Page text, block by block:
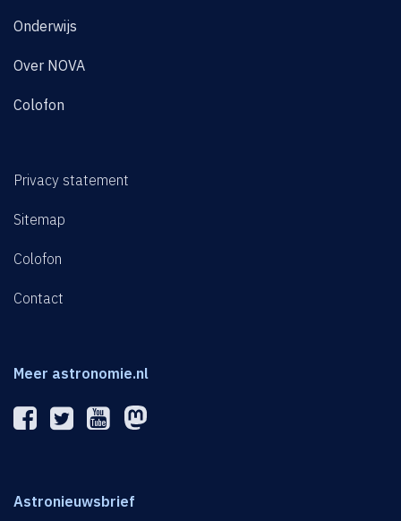
Onderwijs
Over NOVA
Colofon
Privacy statement
Sitemap
Colofon
Contact
Meer astronomie.nl
Astronieuwsbrief